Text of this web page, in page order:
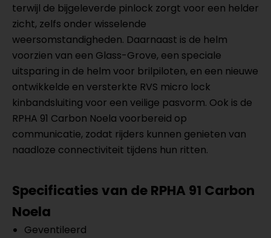
terwijl de bijgeleverde pinlock zorgt voor een helder
zicht, zelfs onder wisselende
weersomstandigheden. Daarnaast is de helm
voorzien van een Glass-Grove, een speciale
uitsparing in de helm voor brilpiloten, en een nieuwe
ontwikkelde en versterkte RVS micro lock
kinbandsluiting voor een veilige pasvorm. Ook is de
RPHA 91 Carbon Noela voorbereid op
communicatie, zodat rijders kunnen genieten van
naadloze connectiviteit tijdens hun ritten.
Specificaties van de RPHA 91 Carbon
Noela
Geventileerd